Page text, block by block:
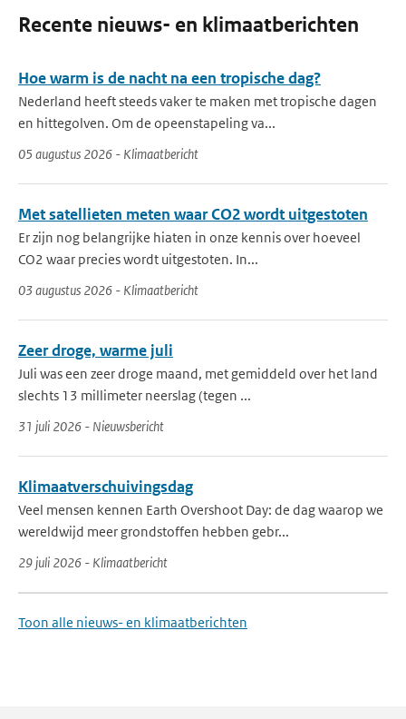
Recente nieuws- en klimaatberichten
Hoe warm is de nacht na een tropische dag?
Nederland heeft steeds vaker te maken met tropische dagen
en hittegolven. Om de opeenstapeling va...
05 augustus 2026 - Klimaatbericht
Met satellieten meten waar CO2 wordt uitgestoten
Er zijn nog belangrijke hiaten in onze kennis over hoeveel
CO2 waar precies wordt uitgestoten. In...
03 augustus 2026 - Klimaatbericht
Zeer droge, warme juli
Juli was een zeer droge maand, met gemiddeld over het land
slechts 13 millimeter neerslag (tegen ...
31 juli 2026 - Nieuwsbericht
Klimaatverschuivingsdag
Veel mensen kennen Earth Overshoot Day: de dag waarop we
wereldwijd meer grondstoffen hebben gebr...
29 juli 2026 - Klimaatbericht
Toon alle nieuws- en klimaatberichten